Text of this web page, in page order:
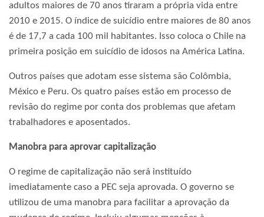
adultos maiores de 70 anos tiraram a própria vida entre
2010 e 2015. O índice de suicídio entre maiores de 80 anos
é de 17,7 a cada 100 mil habitantes. Isso coloca o Chile na
primeira posição em suicídio de idosos na América Latina.
Outros países que adotam esse sistema são Colômbia,
México e Peru. Os quatro países estão em processo de
revisão do regime por conta dos problemas que afetam
trabalhadores e aposentados.
Manobra para aprovar capitalização
O regime de capitalização não será instituído
imediatamente caso a PEC seja aprovada. O governo se
utilizou de uma manobra para facilitar a aprovação da